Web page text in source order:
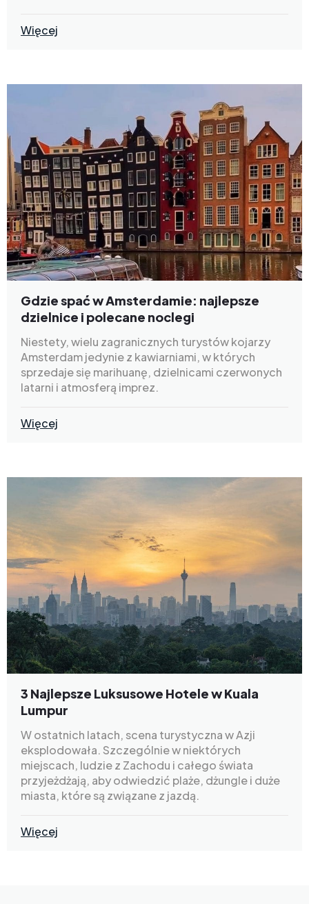
Więcej
Gdzie spać w Amsterdamie: najlepsze
dzielnice i polecane noclegi
Niestety, wielu zagranicznych turystów kojarzy
Amsterdam jedynie z kawiarniami, w których
sprzedaje się marihuanę, dzielnicami czerwonych
latarni i atmosferą imprez.
Więcej
3 Najlepsze Luksusowe Hotele w Kuala
Lumpur
W ostatnich latach, scena turystyczna w Azji
eksplodowała. Szczególnie w niektórych
miejscach, ludzie z Zachodu i całego świata
przyjeżdżają, aby odwiedzić plaże, dżungle i duże
miasta, które są związane z jazdą.
Więcej